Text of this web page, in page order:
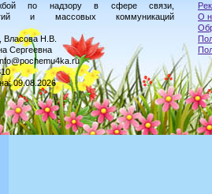
по надзору в сфере связи,
и массовых коммуникаций
Власова Н.В.
Сергеевна
09.08.2026
О